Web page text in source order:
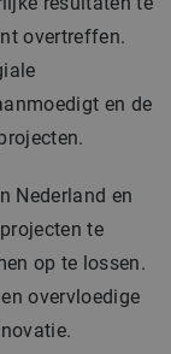
overtreffen.
en de
Nederland en
te
op te lossen.
overvloedige